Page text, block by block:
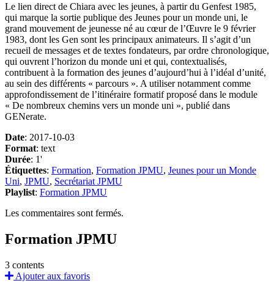
Le lien direct de Chiara avec les jeunes, à partir du Genfest 1985,
qui marque la sortie publique des Jeunes pour un monde uni, le
grand mouvement de jeunesse né au cœur de l’Œuvre le 9 février
1983, dont les Gen sont les principaux animateurs. Il s’agit d’un
recueil de messages et de textes fondateurs, par ordre chronologique,
qui ouvrent l’horizon du monde uni et qui, contextualisés,
contribuent à la formation des jeunes d’aujourd’hui à l’idéal d’unité,
au sein des différents « parcours ». A utiliser notamment comme
approfondissement de l’itinéraire formatif proposé dans le module
« De nombreux chemins vers un monde uni », publié dans
GENerate.
Date: 2017-10-03
Format: text
Durée: 1'
Étiquettes: Formation, Formation JPMU, Jeunes pour un Monde
Uni, JPMU, Secrétariat JPMU
Playlist: Formation JPMU
Les commentaires sont fermés.
Formation JPMU
3 contents
Ajouter aux favoris